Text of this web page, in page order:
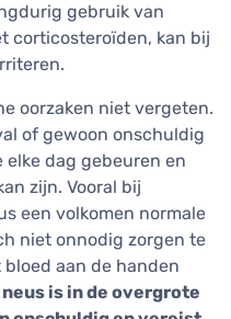
gebruik van
corticosteroïden, kan bij
oorzaken niet vergeten.
of gewoon onschuldig
dag gebeuren en
zijn. Vooral bij
een volkomen normale
niet onnodig zorgen te
aan de handen
is in de overgrote